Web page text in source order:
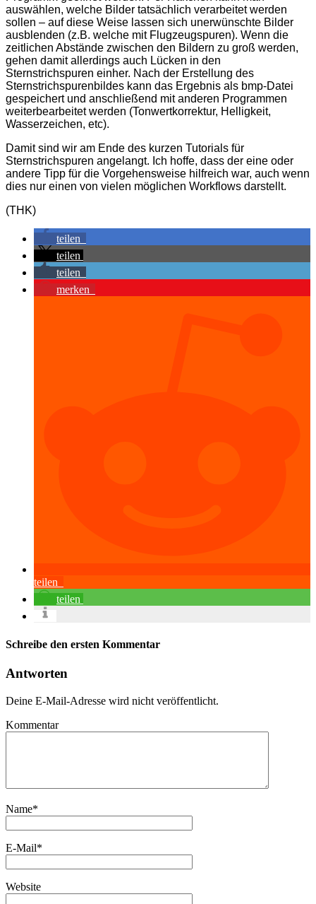
auswählen, welche Bilder tatsächlich verarbeitet werden
sollen – auf diese Weise lassen sich unerwünschte Bilder
ausblenden (z.B. welche mit Flugzeugspuren). Wenn die
zeitlichen Abstände zwischen den Bildern zu groß werden,
gehen damit allerdings auch Lücken in den
Sternstrichspuren einher. Nach der Erstellung des
Sternstrichspurenbildes kann das Ergebnis als bmp-Datei
gespeichert und anschließend mit anderen Programmen
weiterbearbeitet werden (Tonwertkorrektur, Helligkeit,
Wasserzeichen, etc).
Damit sind wir am Ende des kurzen Tutorials für
Sternstrichspuren angelangt. Ich hoffe, dass der eine oder
andere Tipp für die Vorgehensweise hilfreich war, auch wenn
dies nur einen von vielen möglichen Workflows darstellt.
(THK)
teilen
teilen
teilen
merken
teilen
teilen
Schreibe den ersten Kommentar
Antworten
Deine E-Mail-Adresse wird nicht veröffentlicht.
Kommentar
Name*
E-Mail*
Website